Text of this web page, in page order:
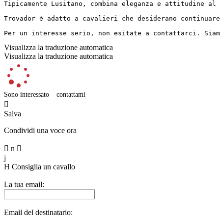
Tipicamente Lusitano, combina eleganza e attitudine
Trovador è adatto a cavalieri che desiderano
Per un interesse serio, non esitate a contattarci.
Visualizza la traduzione automatica
Visualizza la traduzione automatica
Sono interessato – contattami

Salva
Condividi una voce ora
 n 
j
H Consiglia un cavallo
La tua email:
Email del destinatario: